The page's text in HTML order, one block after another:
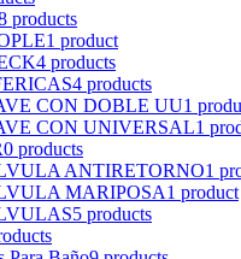
products
1 product
4 products
4 products
CON DOBLE UU1
CON UNIVERSAL1
0 products
ANTIRETORNO1
MARIPOSA1 product
5 products